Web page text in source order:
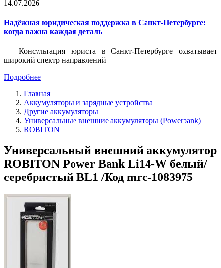
14.07.2026
Надёжная юридическая поддержка в Санкт-Петербурге:
когда важна каждая деталь
Консультация юриста в Санкт-Петербурге охватывает
широкий спектр направлений
Подробнее
Главная
Аккумуляторы и зарядные устройства
Другие аккумуляторы
Универсальные внешние аккумуляторы (Powerbank)
ROBITON
Универсальный внешний аккумулятор
ROBITON Power Bank Li14-W белый/
серебристый BL1 /Код mrc-1083975